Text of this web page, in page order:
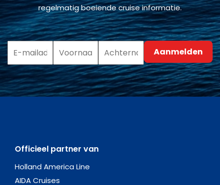
regelmatig boeiende cruise informatie.
Officieel partner van
Holland America Line
AIDA Cruises